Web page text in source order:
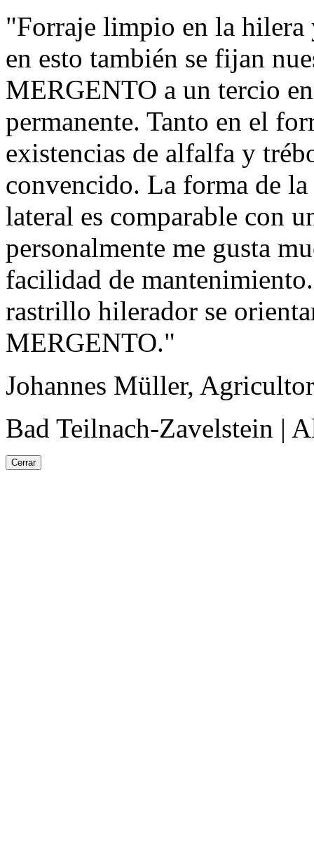
"Forraje limpio en la hilera
en esto también se fijan
MERGENTO a un tercio
permanente. Tanto en el
existencias de alfalfa y
convencido. La forma de
lateral es comparable con
personalmente me gusta
facilidad de
rastrillo hilerador se
MERGENTO."
Johannes Müller,
Bad Teilnach-Zavelstein |
Cerrar